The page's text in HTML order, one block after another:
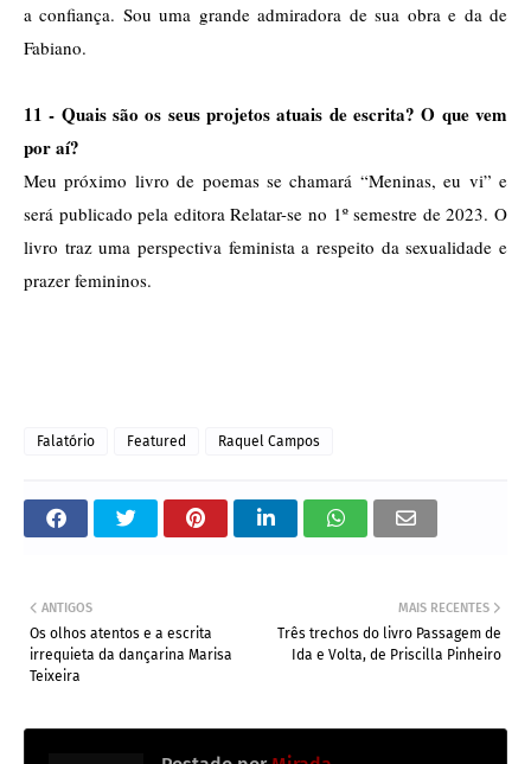
a confiança. Sou uma grande admiradora de sua obra e da de
Fabiano.
11 - Quais são os seus projetos atuais de escrita? O que vem
por aí?
Meu próximo livro de poemas se chamará “Meninas, eu vi” e
será publicado pela editora Relatar-se no 1º semestre de 2023. O
livro traz uma perspectiva feminista a respeito da sexualidade e
prazer femininos.
Falatório Featured Raquel Campos
MAIS RECENTES
Três trechos do livro Passagem de
Ida e Volta, de Priscilla Pinheiro
ANTIGOS
Os olhos atentos e a escrita
irrequieta da dançarina Marisa
Teixeira